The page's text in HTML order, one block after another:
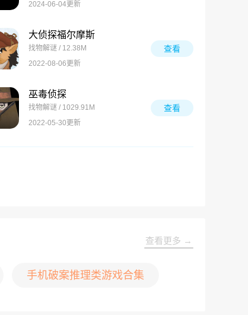
2024-06-04更新
大侦探福尔摩斯
找物解谜 / 12.38M
2022-08-06更新
查看
巫毒侦探
找物解谜 / 1029.91M
2022-05-30更新
查看
查看更多 →
手机破案推理类游戏合集